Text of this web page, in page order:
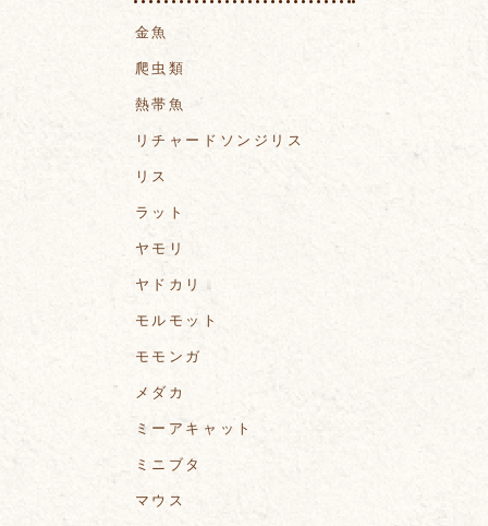
金魚
爬虫類
熱帯魚
リチャードソンジリス
リス
ラット
ヤモリ
ヤドカリ
モルモット
モモンガ
メダカ
ミーアキャット
ミニブタ
マウス